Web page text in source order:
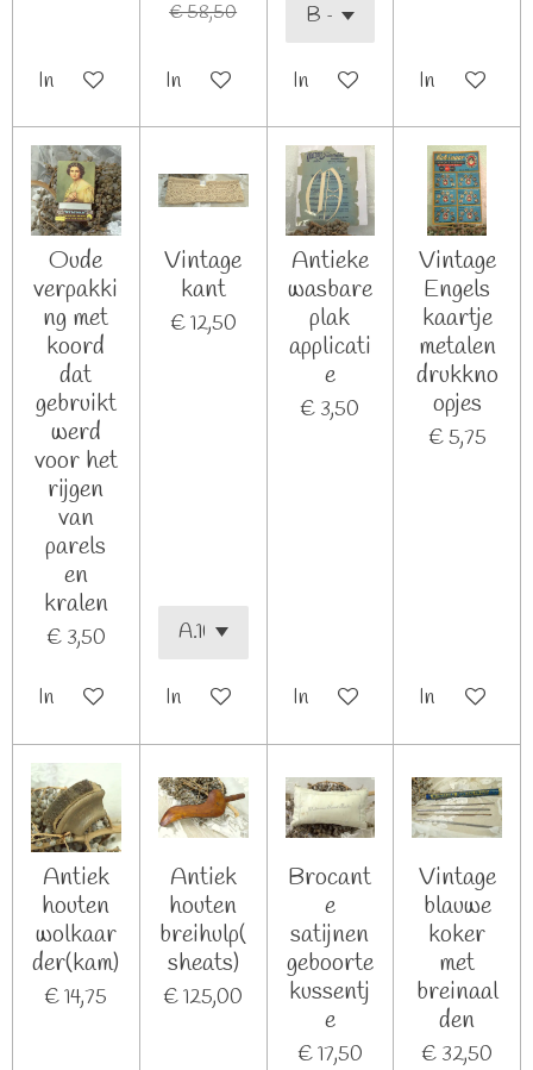
In winkelwagen
€ 58,50
In winkelwagen In winkelwagen In
Oude
verpakki
ng met
koord
dat
gebruikt
werd
voor het
rijgen
van
parels
en
kralen
€ 3,50
In winkelwagen
Vintage
kant
€ 12,50
In winkelwagen
Antieke
wasbare
plak
applicati
e
€ 3,50
In winkelwagen
Vintage
Engels
kaartje
metalen
drukkno
opjes
€ 5,75
In
Antiek
houten
wolkaar
der(kam)
€ 14,75
Antiek
houten
breihulp(
sheats)
€ 125,00
Brocant
e
satijnen
geboorte
kussentj
e
€ 17,50
Vintage
blauwe
koker
met
breinaal
den
€ 32,50